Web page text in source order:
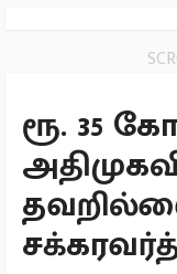
ரூ. 35